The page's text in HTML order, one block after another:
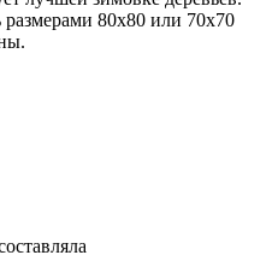
80x80 или 70x70